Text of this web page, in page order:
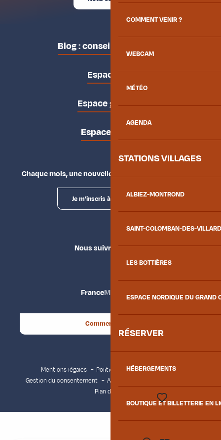
COMMENT VENIR ?
WEBCAM
MÉTÉO
AGENDA
STATIONS VILLAGES
ALBIEZ-MONTROND
SAINT-COLOMBAN-DES-
LES BOTTIÈRES
ESPACE NORDIQUE DU GRAND
RÉSERVER
HÉBERGEMENTS
BOUTIQUE ET BILLETTERIE EN
Blog : conseils des locaux
Espace pro
Espace groupes
Espace presse
Chaque mois, une nouvelle façon d'explorer la vallée.
Je m'inscris à la newsletter
Nous suivre
FranceMaurienne
Comment venir ?
Mentions légales
Politique de confidentialité
Gestion du consentement
Accessibilité : non conforme
Plan du site